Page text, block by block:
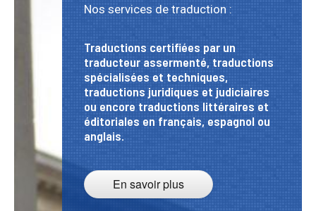
Nos services de traduction :
Traductions certifiées par un
traducteur assermenté, traductions
spécialisées et techniques,
traductions juridiques et judiciaires
ou encore traductions littéraires et
éditoriales en français, espagnol ou
anglais.
En savoir plus